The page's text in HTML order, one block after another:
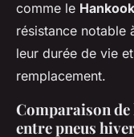
comme le
résistance notable
leur durée de vie
remplacement.
Comparaison
entre pneus